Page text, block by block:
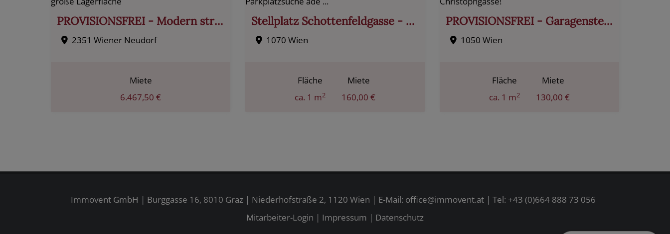
PROVISIONSFREI - Modern strukturierte, große Lagerfläche
2351 Wiener Neudorf
Miete
6.467,50 €
Stellplatz Schottenfeldgasse - Parkplatzsuche adé ...
1070 Wien
Fläche
ca. 1 m2
Miete
160,00 €
PROVISIONSFREI - Garagenstellplatz in der Christophgasse!
1050 Wien
Fläche
ca. 1 m2
Miete
130,00 €
Immovent GmbH | Burggasse 16, 8010 Graz | Niederhofstraße 2, 1120 Wien | E-Mail: office@immovent.at| Tel: +43 (0)664 888 73 056
Mitarbeiter-Login | Impressum | Datenschutz